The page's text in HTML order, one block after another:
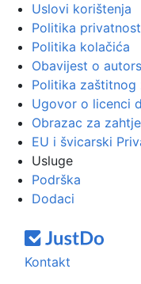
Uslovi korištenja
Politika
Politika kolačića
Obavijest o
Politika zaštitnog
Ugovor o licenci
Obrazac za
EU i švicarski
Usluge
Podrška
Dodaci
Kontakt